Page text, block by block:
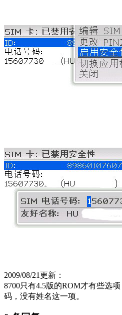
2009/08/21更新：
8700只有4.5版的ROM才有些选
码，没有姓名这一项。